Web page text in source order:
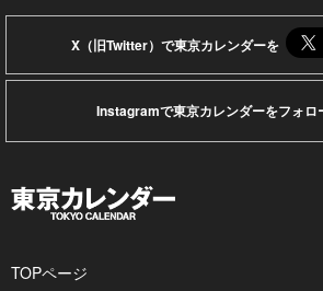
X（旧Twitter）で東京カレンダーを
Instagramで東京カレンダーをフォロ
TOPページ